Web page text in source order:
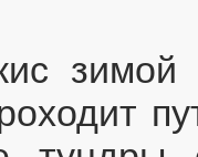
зимой